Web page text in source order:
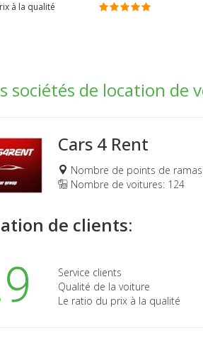
à la qualité
sociétés de location de
Cars 4 Rent
Nombre de points de
Nombre de voitures: 124
de clients:
Service clients
Qualité de la voiture
Le ratio du prix à la qualité